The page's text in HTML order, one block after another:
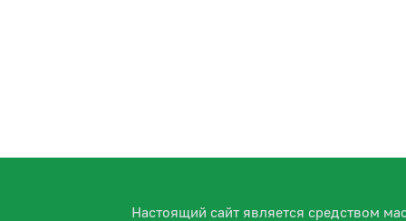
Настоящий сайт является средством